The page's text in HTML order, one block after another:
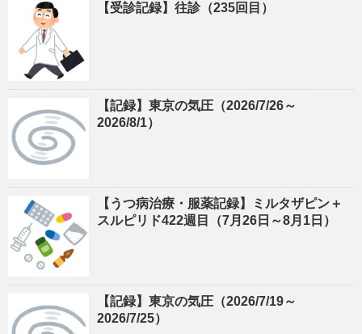
【受診記録】往診（235回目）
【記録】東京の気圧（2026/7/26～
2026/8/1）
【うつ病治療・服薬記録】ミルタザピン＋
スルピリド422週目（7月26日～8月1日）
【記録】東京の気圧（2026/7/19～
2026/7/25）